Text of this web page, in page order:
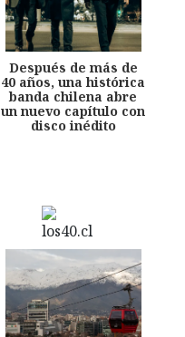
Después de más de
40 años, una histórica
banda chilena abre
un nuevo capítulo con
disco inédito